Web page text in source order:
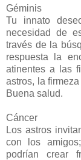
Géminis
Tu innato
necesidad de
través de la
respuesta la
atinentes a las
astros, la
Buena salud.
Cáncer
Los astros
con los
podrían crear